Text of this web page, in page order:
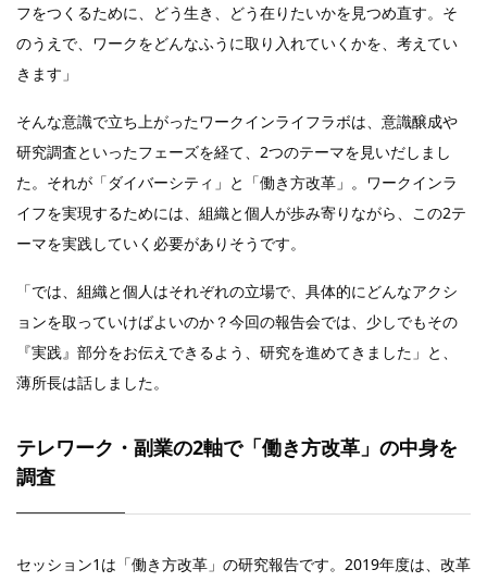
フをつくるために、どう生き、どう在りたいかを見つめ直す。そ
のうえで、ワークをどんなふうに取り入れていくかを、考えてい
きます」
そんな意識で立ち上がったワークインライフラボは、意識醸成や
研究調査といったフェーズを経て、2つのテーマを見いだしまし
た。それが「ダイバーシティ」と「働き方改革」。ワークインラ
イフを実現するためには、組織と個人が歩み寄りながら、この2テ
ーマを実践していく必要がありそうです。
「では、組織と個人はそれぞれの立場で、具体的にどんなアクシ
ョンを取っていけばよいのか？今回の報告会では、少しでもその
『実践』部分をお伝えできるよう、研究を進めてきました」と、
薄所長は話しました。
テレワーク・副業の2軸で「働き方改革」の中身を
調査
セッション1は「働き方改革」の研究報告です。2019年度は、改革